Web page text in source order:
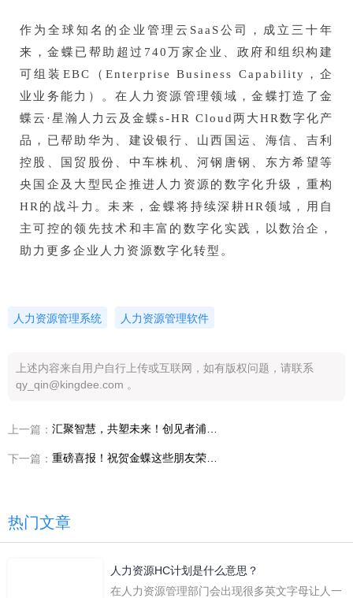
作为全球知名的企业管理云SaaS公司，成立三十年
来，金蝶已帮助超过740万家企业、政府和组织构建
可组装 EBC
（Enterprise Business Capability，企
业业务能力）。在人力资源管理领域，金蝶打造了金
蝶云·星瀚人力云及金蝶s-HR Cloud两大HR数字化产
品，已帮助华为、建设银行、山西国运、海信、吉利
控股、国贸股份、 中车株机
、河钢唐钢、东方希望等
央国企及大型民企推进人力资源的数字化升级，重构
HR的战斗力。未来，金蝶将持续深耕HR领域，用自
主可控的领先技术和丰富的数字化实践，以数治企，
助力更多企业人力资源数字化转型。
人力资源管理系统 人力资源管理软件
上述内容来自用户自行上传或互联网，如有版权问题，请联系
qy_qin@kingdee.com 。
上一篇：
下一篇：
热门文章
人力资源HC计划是什么意思？
在人力资源管理部门会出现很多英文字母让人一